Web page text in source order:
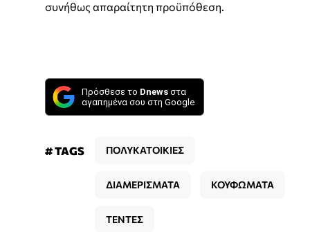
συνήθως απαραίτητη προϋπόθεση.
Πρόσθεσε το Dnews στα
αγαπημένα σου στη Google
# TAGS ΠΟΛΥΚΑΤΟΙΚΙΕΣ
ΔΙΑΜΕΡΙΣΜΑΤΑ ΚΟΥΦΩΜΑΤΑ
ΤΕΝΤΕΣ